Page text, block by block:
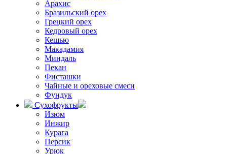
Арахис
Бразильский орех
Грецкий орех
Кедровый орех
Кешью
Макадамия
Миндаль
Пекан
Фисташки
Чайные и ореховые смеси
Фундук
Сухофрукты
Изюм
Инжир
Курага
Персик
Урюк